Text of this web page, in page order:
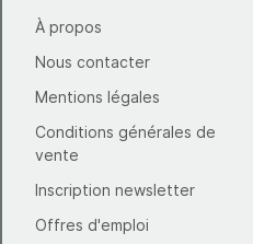
À propos
Nous contacter
Mentions légales
Conditions générales de
vente
Inscription newsletter
Offres d'emploi